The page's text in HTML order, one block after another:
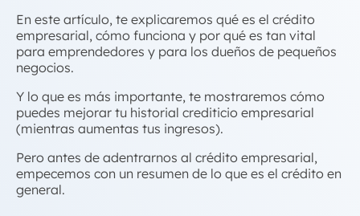
En este artículo, te explicaremos qué es el crédito
empresarial, cómo funciona y por qué es tan vital
para emprendedores y para los dueños de pequeños
negocios.
Y lo que es más importante, te mostraremos cómo
puedes mejorar tu historial crediticio empresarial
(mientras aumentas tus ingresos).
Pero antes de adentrarnos al crédito empresarial,
empecemos con un resumen de lo que es el crédito en
general.